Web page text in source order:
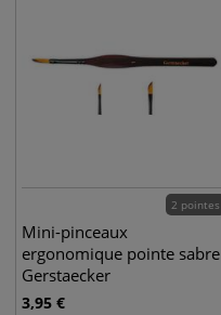
2 pointes
Mini-pinceaux
ergonomique pointe sabre
Gerstaecker
3,95 €